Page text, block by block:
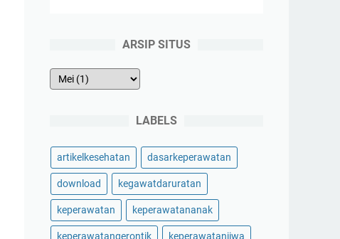
ARSIP SITUS
LABELS
artikelkesehatan dasarkeperawatan
download kegawatdaruratan
keperawatan keperawatananak
keperawatangerontik keperawatanjiwa